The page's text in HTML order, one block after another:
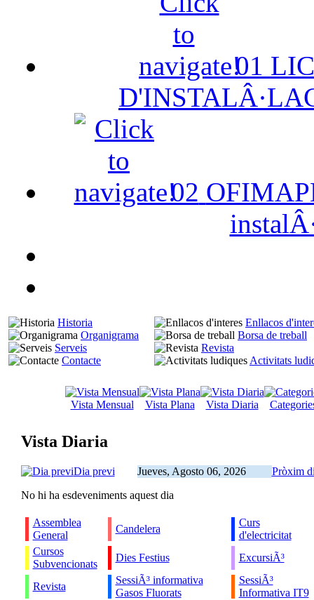
01
02
Historia
Organigrama
Serveis
Contacte
Enllacos
Borsa de treball
Revista
Activitats
Vista Mensual Vista Plana Vista Diaria
Vista Diaria
Dia previ Jueves, Agosto 06, 2026
Pròxim
No hi ha esdeveniments aquest dia
Assemblea
General
Candelera
Curs
d'electricitat
Cursos
Subvencionats
Dies Festius ExcursiÃ³
Revista
SessiÃ³ informativa
Gasos Fluorats
SessiÃ³
Informativa IT9